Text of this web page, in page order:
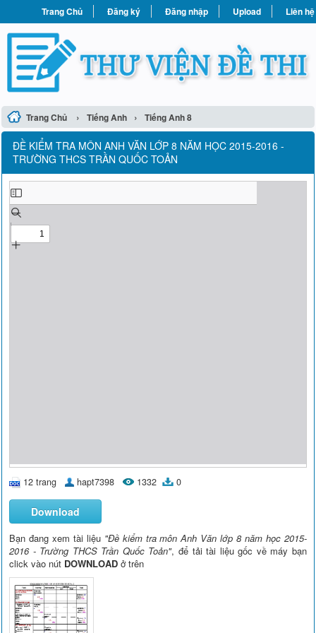
Trang Chủ Đăng ký Đăng nhập Upload Liên hệ
Trang Chủ › Tiếng Anh › Tiếng Anh 8
ĐỀ KIỂM TRA MÔN ANH VĂN LỚP 8 NĂM HỌC 2015-2016 -
TRƯỜNG THCS TRẦN QUỐC TOẢN
12 trang hapt7398 1332 0
Download
Bạn đang xem tài liệu "Đề kiểm tra môn Anh Văn lớp 8 năm học 2015-
2016 - Trường THCS Trần Quốc Toản", để tải tài liệu gốc về máy bạn
click vào nút DOWNLOAD ở trên